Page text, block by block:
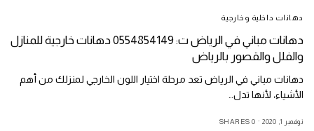
دهانات داخلية وخارجية
دهانات مباني في الرياض ت: 0554854149 دهانات خارجية للمنازل
والفلل والقصور بالرياض
دهانات مباني في الرياض تعد مرحلة اختيار اللون الخارجي لمنزلك من أهم
الأشياء، لأنها تدل…
نوفمبر 1, 2020 0 SHARES